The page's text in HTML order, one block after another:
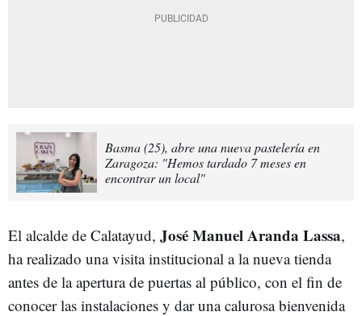
Basma (25), abre una nueva pastelería en
Zaragoza: "Hemos tardado 7 meses en
encontrar un local"
El alcalde de Calatayud, José Manuel Aranda Lassa,
ha realizado una visita institucional a la nueva tienda
antes de la apertura de puertas al público, con el fin de
conocer las instalaciones y dar una calurosa bienvenida